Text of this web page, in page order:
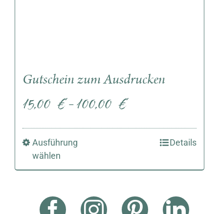
Gutschein zum Ausdrucken
15,00€ – 100,00€
Ausführung
wählen
Details